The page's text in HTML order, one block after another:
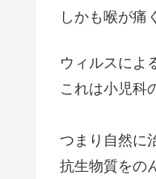
しかも喉が痛
ウィルスによ
これは小児科
つまり自然に
抗生物質をの